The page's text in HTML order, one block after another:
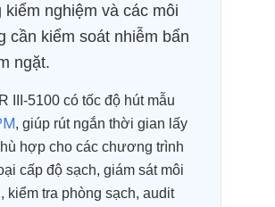
kiểm nghiệm và các môi
cần kiểm soát nhiễm bẩn
ngặt.
III-5100 có tốc độ hút mẫu
, giúp rút ngắn thời gian lấy
hợp cho các chương trình
cấp độ sạch, giám sát môi
kiểm tra phòng sạch, audit